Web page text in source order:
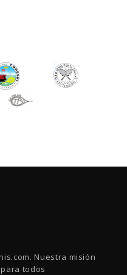
Nuestra misión
todos